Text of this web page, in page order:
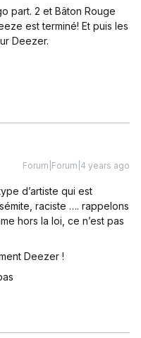
part. 2 et Bâton Rouge
est terminé! Et puis les
Deezer.
Forum|Forum|4 years ago
d’artiste qui est
raciste …. rappelons
hors la loi, ce n’est pas
Deezer !